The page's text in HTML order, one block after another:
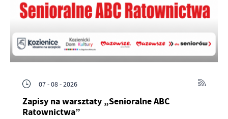
07 - 08 - 2026
Zapisy na warsztaty „Senioralne ABC
Ratownictwa”